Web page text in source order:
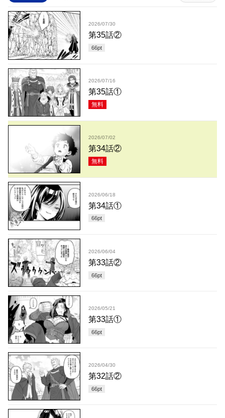
2026/07/30
第35話②
66pt
2026/07/16
第35話①
無料
2026/07/02
第34話②
無料
2026/06/18
第34話①
66pt
2026/06/04
第33話②
66pt
2026/05/21
第33話①
66pt
2026/04/30
第32話②
66pt